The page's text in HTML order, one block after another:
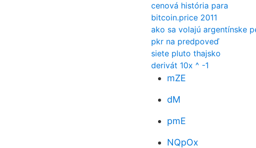
cenová história para
bitcoin.price 2011
ako sa volajú argentínske
pkr na predpoveď
siete pluto thajsko
derivát 10x ^ -1
mZE
dM
pmE
NQpOx